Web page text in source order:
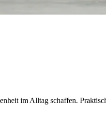
im Alltag schaffen.